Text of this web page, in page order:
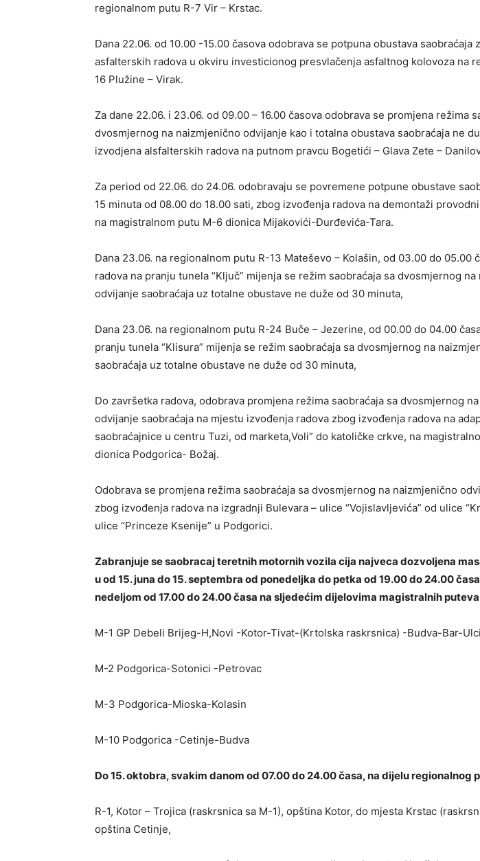
regionalnom putu R-7 Vir – Krstac.
Dana 22.06. od 10.00 -15.00 časova odobrava se potpuna obustava saobraćaja
asfalterskih radova u okviru investicionog presvlačenja asfaltnog kolovoza na
16 Plužine – Virak.
Za dane 22.06. i 23.06. od 09.00 – 16.00 časova odobrava se promjena režima
dvosmjernog na naizmjenično odvijanje kao i totalna obustava saobraćaja ne
izvodjena alsfalterskih radova na putnom pravcu Bogetići – Glava Zete –
Za period od 22.06. do 24.06. odobravaju se povremene potpune obustave
15 minuta od 08.00 do 18.00 sati, zbog izvođenja radova na demontaži
na magistralnom putu M-6 dionica Mijakovići-Đurđevića-Tara.
Dana 23.06. na regionalnom putu R-13 Mateševo – Kolašin, od 03.00 do 05.00
radova na pranju tunela “Ključ” mijenja se režim saobraćaja sa dvosmjernog
odvijanje saobraćaja uz totalne obustave ne duže od 30 minuta,
Dana 23.06. na regionalnom putu R-24 Buče – Jezerine, od 00.00 do 04.00
pranju tunela “Klisura” mijenja se režim saobraćaja sa dvosmjernog na
saobraćaja uz totalne obustave ne duže od 30 minuta,
Do završetka radova, odobrava promjena režima saobraćaja sa dvosmjernog
odvijanje saobraćaja na mjestu izvođenja radova zbog izvođenja radova na
saobraćajnice u centru Tuzi, od marketa,Voli” do katoličke crkve, na
dionica Podgorica- Božaj.
Odobrava se promjena režima saobraćaja sa dvosmjernog na naizmjenično
zbog izvođenja radova na izgradnji Bulevara – ulice “Vojislavljevića” od ulice
ulice “Princeze Ksenije” u Podgorici.
Zabranjuje se saobracaj teretnih motornih vozila cija najveca dozvoljena
u od 15. juna do 15. septembra od ponedeljka do petka od 19.00 do 24.00
nedeljom od 17.00 do 24.00 časa na sljedećim dijelovima magistralnih puteva
M-1 GP Debeli Brijeg-H,Novi -Kotor-Tivat-(Krtolska raskrsnica) -Budva-Bar-
M-2 Podgorica-Sotonici -Petrovac
M-3 Podgorica-Mioska-Kolasin
M-10 Podgorica -Cetinje-Budva
Do 15. oktobra, svakim danom od 07.00 do 24.00 časa, na dijelu regionalnog
R-1, Kotor – Trojica (raskrsnica sa M-1), opština Kotor, do mjesta Krstac
opština Cetinje,